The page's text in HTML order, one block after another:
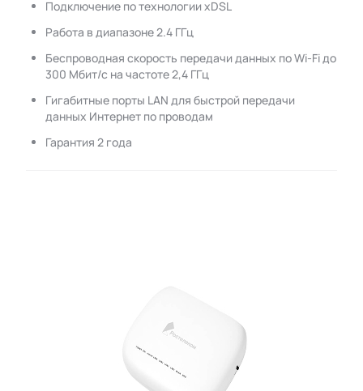
Подключение по технологии xDSL
Работа в диапазоне 2.4 ГГц
Беспроводная скорость передачи данных по Wi-Fi до
300 Мбит/с на частоте 2,4 ГГц
Гигабитные порты LAN для быстрой передачи
данных Интернет по проводам
Гарантия 2 года